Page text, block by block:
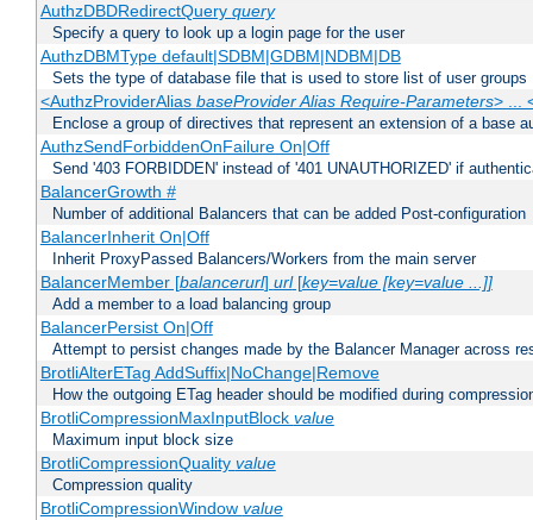
AuthzDBDRedirectQuery query
Specify a query to look up a login page for the user
AuthzDBMType default|SDBM|GDBM|NDBM|DB
Sets the type of database file that is used to store list of user groups
<AuthzProviderAlias baseProvider Alias Require-Parameters> ...
Enclose a group of directives that represent an extension of a base
AuthzSendForbiddenOnFailure On|Off
Send '403 FORBIDDEN' instead of '401 UNAUTHORIZED' if
BalancerGrowth #
Number of additional Balancers that can be added Post-configuration
BalancerInherit On|Off
Inherit ProxyPassed Balancers/Workers from the main server
BalancerMember [balancerurl] url[key=value [key=value ...]]
Add a member to a load balancing group
BalancerPersist On|Off
Attempt to persist changes made by the Balancer Manager across
BrotliAlterETag AddSuffix|NoChange|Remove
How the outgoing ETag header should be modified during
BrotliCompressionMaxInputBlock value
Maximum input block size
BrotliCompressionQuality value
Compression quality
BrotliCompressionWindow value